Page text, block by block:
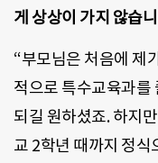
게 상상이 가지 않습
“부모님은 처음에 제
적으로 특수교육과를
되길 원하셨죠. 하지
교 2학년 때까지 정식